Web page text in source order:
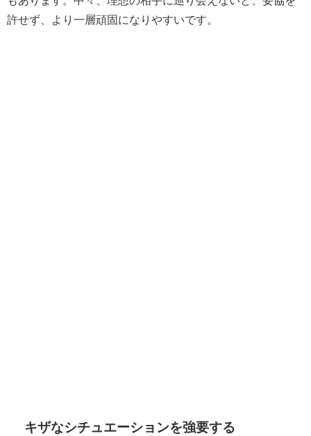
許せず、より一層頑固になりやすいです。
キザなシチュエーションを強要する